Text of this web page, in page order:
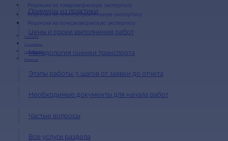
Рецензия на товароведческую экспертизу
Рецензия на землеустроительную экспертизу
Рецензия на почерковедческую экспертизу
Контакты
О компании
Сертификаты
Вакансии
Примеры из практики
Цены и сроки выполнения работ
Методология оценки транспорта
Этапы работы: 5 шагов от заявки до отчёта
Необходимые документы для начала работ
Частые вопросы
Все услуги раздела